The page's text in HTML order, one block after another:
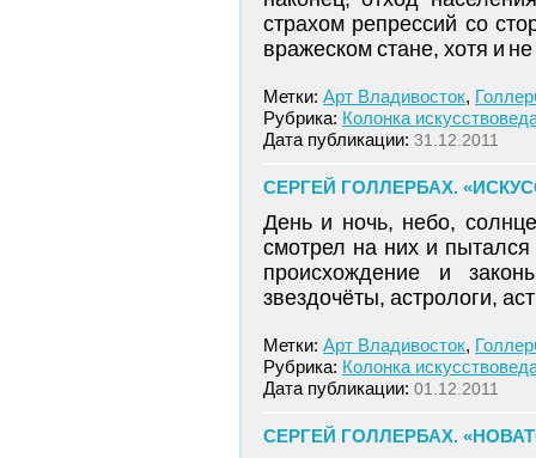
страхом репрессий со
вражеском стане, хотя и
Метки: Арт Владивосток,
Рубрика: Колонка
Дата публикации: 31.12.2011
СЕРГЕЙ ГОЛЛЕРБАХ.
День и ночь, небо,
смотрел на них и
происхождение и
звездочёты, астрологи,
Метки: Арт Владивосток,
Рубрика: Колонка
Дата публикации: 01.12.2011
СЕРГЕЙ ГОЛЛЕРБАХ.